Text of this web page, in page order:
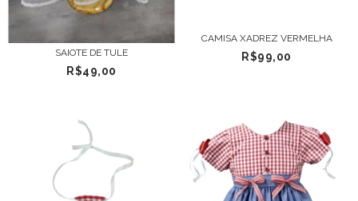
SAIOTE DE TULE
R$49,00
CAMISA XADREZ VERMELHA
R$99,00